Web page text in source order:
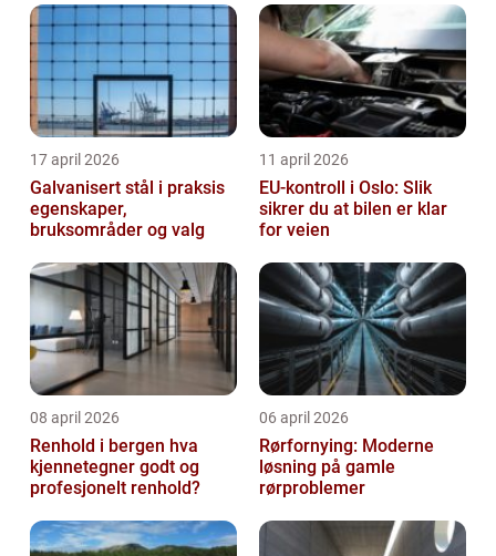
17 april 2026
Galvanisert stål i praksis
egenskaper,
bruksområder og valg
11 april 2026
EU-kontroll i Oslo: Slik
sikrer du at bilen er klar
for veien
08 april 2026
Renhold i bergen hva
kjennetegner godt og
profesjonelt renhold?
06 april 2026
Rørfornying: Moderne
løsning på gamle
rørproblemer